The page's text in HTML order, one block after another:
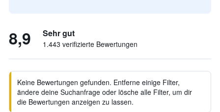
8,9 Sehr gut
1.443 verifizierte Bewertungen
Keine Bewertungen gefunden. Entferne einige Filter,
ändere deine Suchanfrage oder lösche alle Filter, um dir
die Bewertungen anzeigen zu lassen.